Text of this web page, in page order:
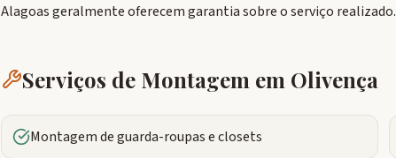
Alagoas geralmente oferecem garantia sobre o serviço realizado.
Serviços de Montagem em Olivença
Montagem de guarda-roupas e closets